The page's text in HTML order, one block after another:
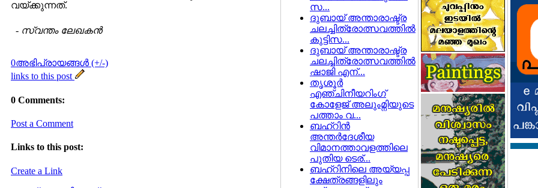
വയ്ക്കുന്നത്.
- സ്വന്തം ലേഖകന്‍
0അഭിപ്രായങ്ങള്‍ (+/-)
links to this post
0 Comments:
Post a Comment
Links to this post:
Create a Link
സ...
ദുബായ് അന്താരാഷ്ട്ര
ചലച്ചിത്രോത്സവത്തില്‍
കുട്ടിസ...
ദുബായ് അന്താരാഷ്ട്ര
ചലച്ചിത്രോത്സവത്തില്‍
ഷാജി എന്...
തൃശൂര്‍
എഞ്ചിനീയറിംഗ്
കോളേജ് അലുംമ്നിയുടെ
പത്താം വ...
ബഹ്റിന്‍
അന്തര്‍ദേശീയ
വിമാനത്താവളത്തിലെ
പുതിയ ടെര്...
ബഹ്റിനിലെ അയ്യപ്പ
ക്ഷേത്രങ്ങളിലും